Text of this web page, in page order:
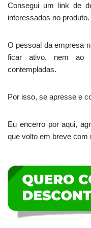
Consegui um link de
interessados no produto.
O pessoal da empresa
ficar ativo, nem ao
contempladas.
Por isso, se apresse e
Eu encerro por aqui,
que volto em breve